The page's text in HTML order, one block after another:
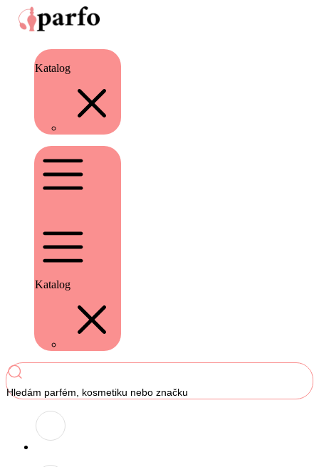
Katalog
Katalog
Hledám parfém, kosmetiku nebo značku